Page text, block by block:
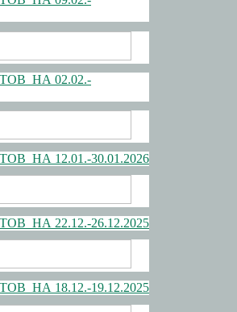
НА 02.02.-
НА 12.01.-30.01.2026
НА 22.12.-26.12.2025
НА 18.12.-19.12.2025